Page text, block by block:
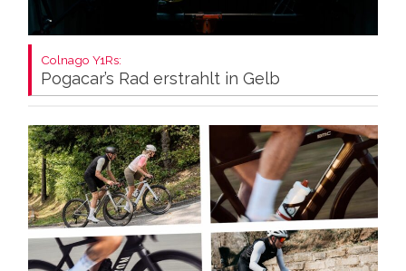
Colnago Y1Rs:
Pogacar’s Rad erstrahlt in Gelb